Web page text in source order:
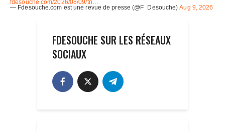
FDESOUCHE SUR LES RÉSEAUX
SOCIAUX